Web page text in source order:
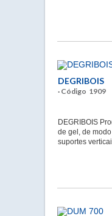
DEGRIBOIS
· Código 1909
DEGRIBOIS
de gel, de
suportes